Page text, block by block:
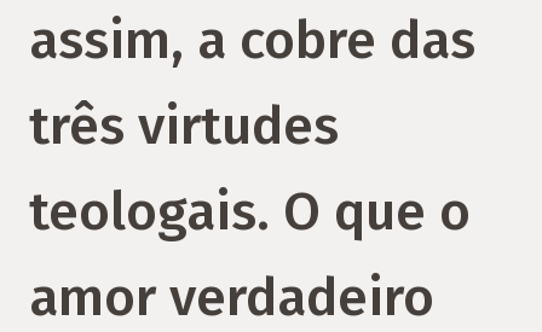
assim, a cobre das
três virtudes
teologais. O que o
amor verdadeiro